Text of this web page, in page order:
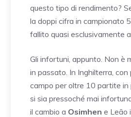
questo tipo di rendimento?
la doppi cifra in campionato
fallito quasi esclusivamente
Gli infortuni, appunto. Non è
in passato. In Inghilterra,
campo per oltre 10 partite in
si sia pressoché mai
il cambio a Osimhen e Leão